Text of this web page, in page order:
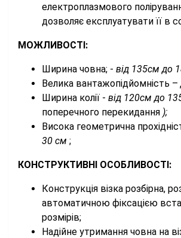
електроплазмового
дозволяє експлуатувати її в
МОЖЛИВОСТІ:
Ширина човна; - від 135см до
Велика вантажопідйомність –
Ширина колії - від 120см до
поперечного перекидання );
Висока геометрична
30 см ;
КОНСТРУКТИВНІ ОСОБЛИВОСТІ:
Конструкція візка розбірна,
автоматичною фіксацією
розмірів;
Надійне утримання човна на